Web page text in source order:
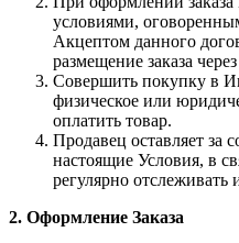
условиями,
Акцептом данного
размещение заказа
Совершить покупку в
физическое или
оплатить товар.
Продавец оставляет за
настоящие Условия, в
регулярно отслеживать
2. Оформление Заказа